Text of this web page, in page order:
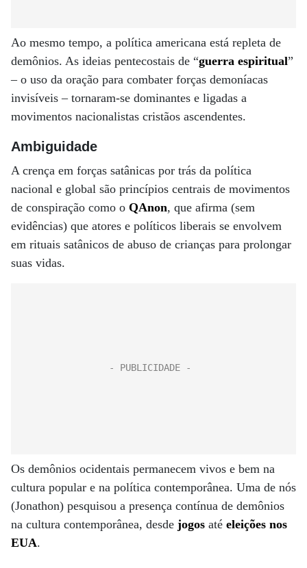
Ao mesmo tempo, a política americana está repleta de
demônios. As ideias pentecostais de “guerra espiritual”
– o uso da oração para combater forças demoníacas
invisíveis – tornaram-se dominantes e ligadas a
movimentos nacionalistas cristãos ascendentes.
Ambiguidade
A crença em forças satânicas por trás da política
nacional e global são princípios centrais de movimentos
de conspiração como o QAnon, que afirma (sem
evidências) que atores e políticos liberais se envolvem
em rituais satânicos de abuso de crianças para prolongar
suas vidas.
Os demônios ocidentais permanecem vivos e bem na
cultura popular e na política contemporânea. Uma de nós
(Jonathon) pesquisou a presença contínua de demônios
na cultura contemporânea, desde jogos até eleições nos
EUA.